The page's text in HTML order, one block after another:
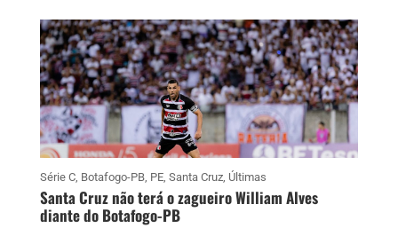
Série C, Botafogo-PB, PE, Santa Cruz, Últimas
Santa Cruz não terá o zagueiro William Alves
diante do Botafogo-PB